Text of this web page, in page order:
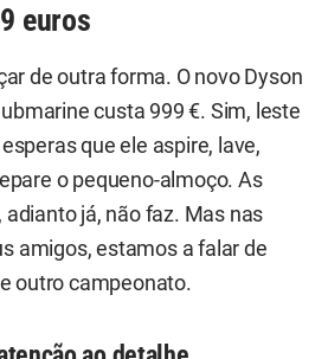
euros
de outra forma. O novo Dyson
custa 999 €. Sim, leste
que ele aspire, lave,
o pequeno-almoço. As
já, não faz. Mas nas
amigos, estamos a falar de
outro campeonato.